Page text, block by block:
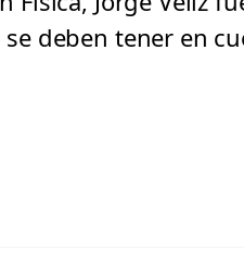
deben tener en